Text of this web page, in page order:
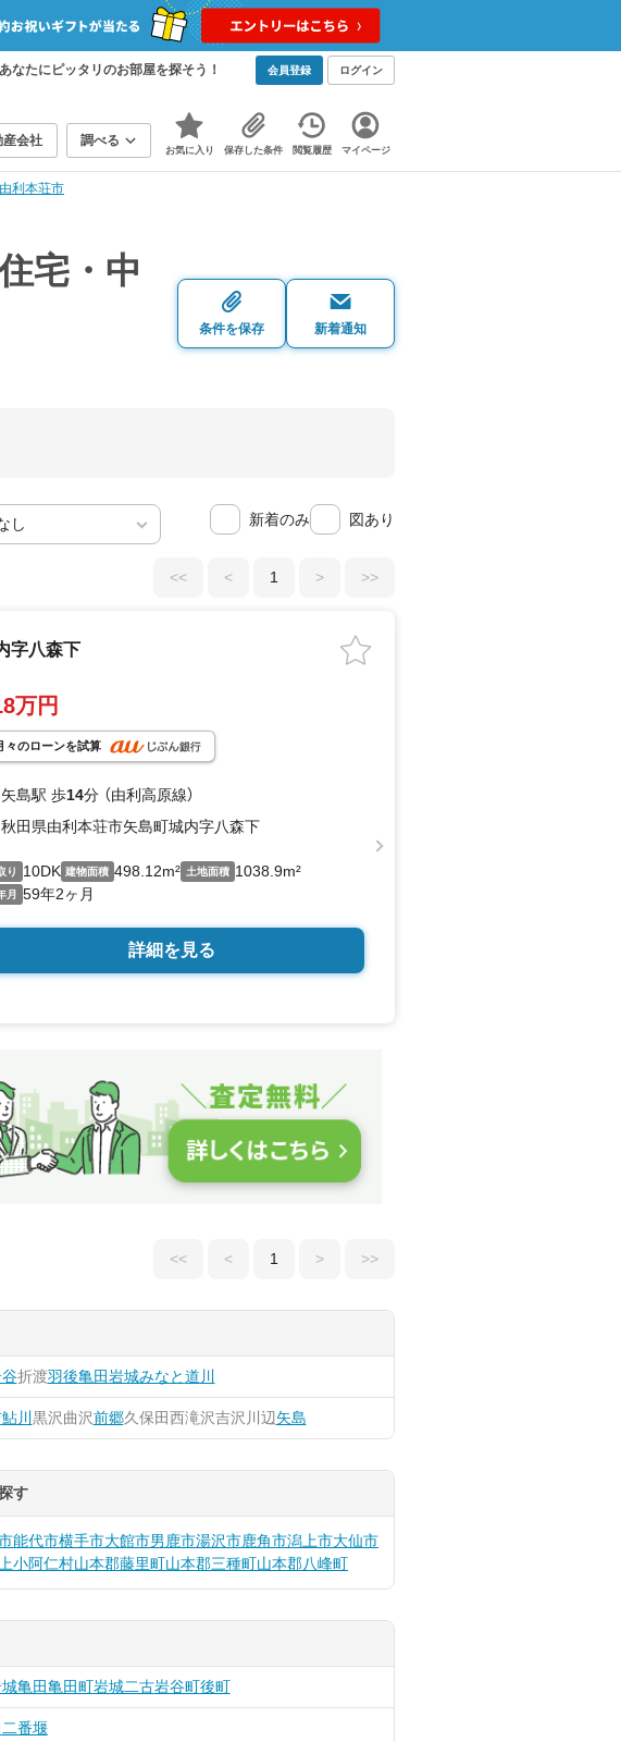
なたにピッタリのお部屋を探そう！ 会員登録 ログイン
産会社 調べる
お気に入り 保存した条件 閲覧履歴 マイページ
由利本荘市
宅・中
条件を保存 新着通知
新着のみ 図あり
<< < 1 > >>
字八森下
万円
々のローンを試算
矢島駅 歩14分 （由利高原線）
秋田県由利本荘市矢島町城内字八森下
り 10DK 建物面積 498.12m² 土地面積 1038.9m²
月 59年2ヶ月
詳細を見る
<< < 1 > >>
折渡羽後亀田岩城みなと道川
鮎川 黒沢曲沢前郷久保田西滝沢吉沢 川辺矢島
す
能代市横手市大館市男鹿市湯沢市鹿角市潟上市大仙市
小阿仁村山本郡藤里町山本郡三種町山本郡八峰町
亀田亀田町岩城二古岩谷町後町
二番堰